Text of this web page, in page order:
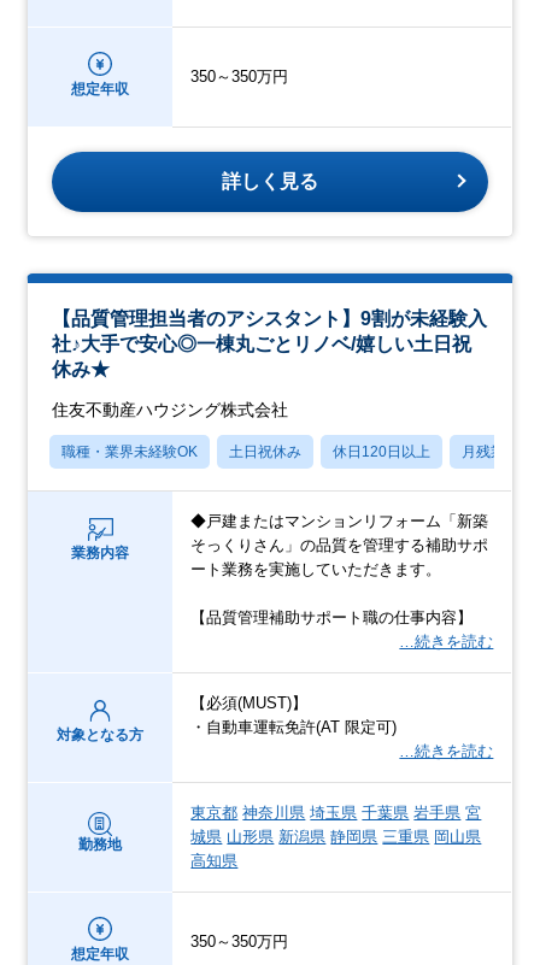
想定年収
350～350万円
詳しく見る
【品質管理担当者のアシスタント】9割が未経験入
社♪大手で安心◎一棟丸ごとリノベ/嬉しい土日祝
休み★
住友不動産ハウジング株式会社
職種・業界未経験OK 土日祝休み 休日120日以上 月残業20
業務内容
◆戸建またはマンションリフォーム「新築
そっくりさん」の品質を管理する補助サポ
ート業務を実施していただきます。
【品質管理補助サポート職の仕事内容】
…続きを読む
対象となる方
【必須(MUST)】
・自動車運転免許(AT 限定可)
…続きを読む
勤務地
東京都 神奈川県 埼玉県 千葉県 岩手県 宮
城県 山形県 新潟県 静岡県 三重県 岡山県
高知県
想定年収
350～350万円